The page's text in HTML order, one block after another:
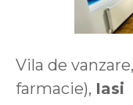
Vila de vanzare,
farmacie), Iasi